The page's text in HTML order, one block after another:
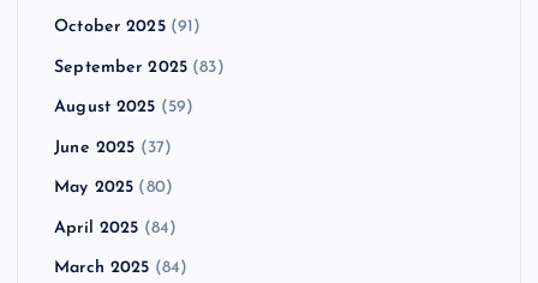
October 2025(91)
September 2025 (83)
August 2025 (59)
June 2025 (37)
May 2025 (80)
April 2025 (84)
March 2025 (84)